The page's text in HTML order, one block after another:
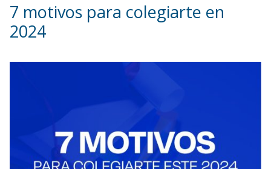
7 motivos para colegiarte en
2024